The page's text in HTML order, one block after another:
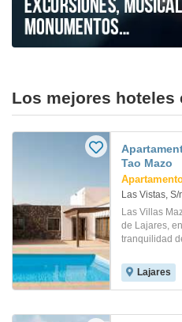
Los mejores hoteles
Tao Mazo
Las Vistas,
Las Villas
de Lajares,
tranquilidad
Lajares